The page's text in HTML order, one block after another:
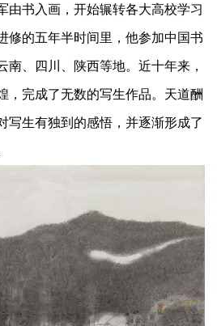
由书入画，开始辗转各大高校学习
修的五年半时间里，他参加中国书
南、四川、陕西等地。近十年来，
，完成了无数的写生作品。天道酬
写生有独到的感悟，并逐渐形成了